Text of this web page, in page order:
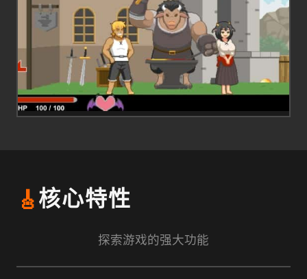
🎸核心特性
探索游戏的强大功能